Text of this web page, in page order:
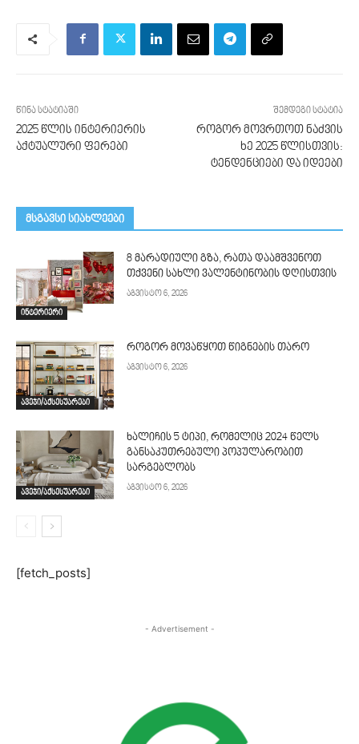
წინა სტატიაში
2025 წლის ინტერიერის
აქტუალური ფერები
შემდეგი სტატია
როგორ მოვრთოთ ნაძვის
ხე 2025 წლისთვის:
ტენდენციები და იდეები
მსგავსი სიახლეები
ინტერიერი
8 მარადიული გზა, რათა დაამშვენოთ
თქვენი სახლი ვალენტინობის დღისთვის
აგვისტო 6, 2026
ავეჯი/აქსესუარები
როგორ მოვაწყოთ წიგნების თარო
აგვისტო 6, 2026
ავეჯი/აქსესუარები
ხალიჩის 5 ტიპი, რომელიც 2024 წელს
განსაკუთრებული პოპულარობით
სარგებლობს
აგვისტო 6, 2026
[fetch_posts]
- Advertisement -